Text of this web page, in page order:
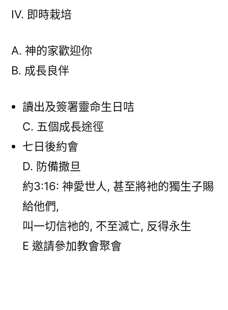
IV. 即時栽培
A. 神的家歡迎你
B. 成長良伴
讀出及簽署靈命生日咭
C. 五個成長途徑
七日後約會
D. 防備撒旦
約3:16: 神愛世人, 甚至將衪的獨生子賜
給他們,
叫一切信衪的, 不至滅亡, 反得永生
E 邀請參加教會聚會